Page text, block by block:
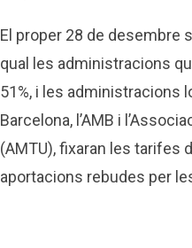
El proper 28 de desembre
qual les administracions
51%, i les administracions
Barcelona, l’AMB i
(AMTU), fixaran les tarifes
aportacions rebudes per